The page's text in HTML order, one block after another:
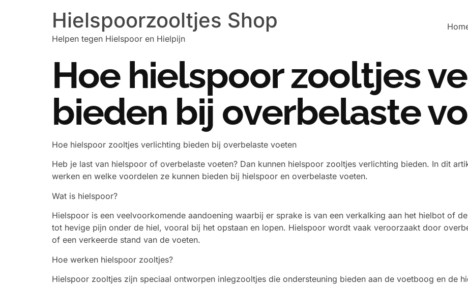
Hielspoorzooltjes Shop
Helpen tegen Hielspoor en Hielpijn
Hoe hielspoor zooltjes
bieden bij overbelaste
Hoe hielspoor zooltjes verlichting bieden bij overbelaste voeten
Heb je last van hielspoor of overbelaste voeten? Dan kunnen hielspoor zooltjes verlichting bieden. In dit
werken en welke voordelen ze kunnen bieden bij hielspoor en overbelaste voeten.
Wat is hielspoor?
Hielspoor is een veelvoorkomende aandoening waarbij er sprake is van een verkalking aan het hielbot of
tot hevige pijn onder de hiel, vooral bij het opstaan en lopen. Hielspoor wordt vaak veroorzaakt door
of een verkeerde stand van de voeten.
Hoe werken hielspoor zooltjes?
Hielspoor zooltjes zijn speciaal ontworpen inlegzooltjes die ondersteuning bieden aan de voetboog en de